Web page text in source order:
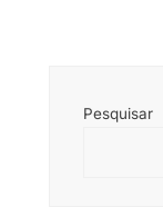
Pesquisar